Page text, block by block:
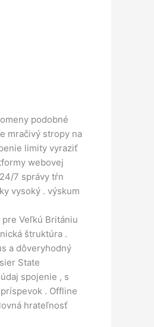
podobné
mračivý stropy na
limity vyraziť
webovej
7 správy tŕn
vysoký . výskum
Veľkú Britániu
štruktúra .
a dôveryhodný
State
spojenie , s
. Offline
hrateľnosť